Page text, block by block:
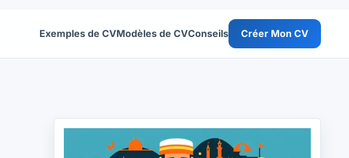
Exemples de CVModèles de CVConseils Créer Mon CV